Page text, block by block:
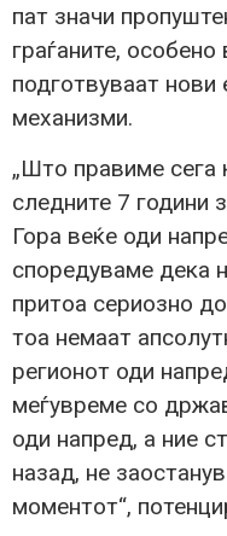
пат значи
граѓаните,
подготвуваат
механизми.
„Што правиме сега
следните 7 години
Гора веќе оди
споредуваме дека
притоа сериозно
тоа немаат
регионот оди
меѓувреме со
оди напред, а ние
назад, не
моментот“,